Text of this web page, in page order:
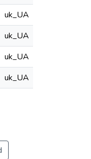
uk_UA
uk_UA
uk_UA
uk_UA